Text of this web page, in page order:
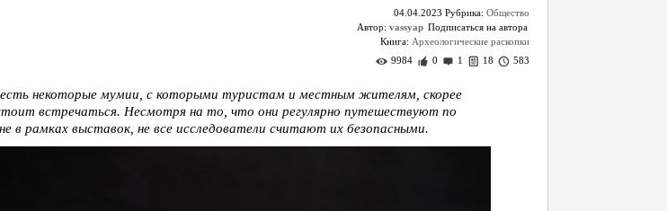
04.04.2023 Рубрика: Общество
Автор: vassyap
Книга: Археологические раскопки
9984
0 1 18 583
некоторые мумии, с которыми туристам и местным жителям, скорее
встречаться. Несмотря на то, что они регулярно путешествуют по
в рамках выставок, не все исследователи считают их безопасными.